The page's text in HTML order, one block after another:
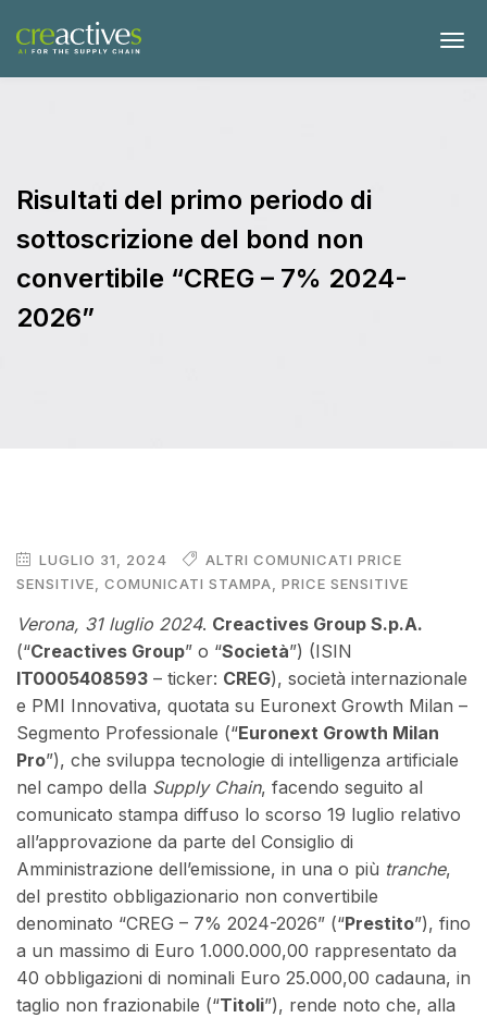
Risultati del primo periodo di
sottoscrizione del bond non
convertibile “CREG – 7% 2024-
2026”
LUGLIO 31, 2024
ALTRI COMUNICATI PRICE
SENSITIVE, COMUNICATI STAMPA, PRICE SENSITIVE
Verona, 31 luglio 2024. Creactives Group S.p.A.
(“Creactives Group” o “Società”) (ISIN
IT0005408593 – ticker: CREG), società internazionale
e PMI Innovativa, quotata su Euronext Growth Milan –
Segmento Professionale (“Euronext Growth Milan
Pro”), che sviluppa tecnologie di intelligenza artificiale
nel campo della Supply Chain, facendo seguito al
comunicato stampa diffuso lo scorso 19 luglio relativo
all’approvazione da parte del Consiglio di
Amministrazione dell’emissione, in una o più tranche,
del prestito obbligazionario non convertibile
denominato “CREG – 7% 2024-2026” (“Prestito”), fino
a un massimo di Euro 1.000.000,00 rappresentato da
40 obbligazioni di nominali Euro 25.000,00 cadauna, in
taglio non frazionabile (“Titoli”), rende noto che, alla